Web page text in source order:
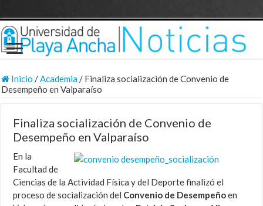
Inicio /Academia/ Finaliza socialización de Convenio de
Desempeño en Valparaíso
Finaliza socialización de Convenio de
Desempeño en Valparaíso
En la
Facultad de
Ciencias de la Actividad Física y del Deporte finalizó el
proceso de socialización del Convenio de Desempeñoen